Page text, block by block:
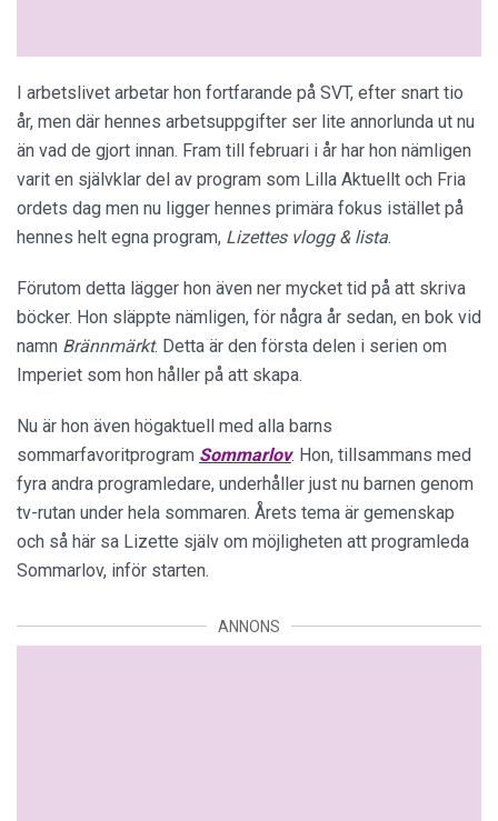
I arbetslivet arbetar hon fortfarande på SVT, efter snart tio
år, men där hennes arbetsuppgifter ser lite annorlunda ut nu
än vad de gjort innan. Fram till februari i år har hon nämligen
varit en självklar del av program som Lilla Aktuellt och Fria
ordets dag men nu ligger hennes primära fokus istället på
hennes helt egna program, Lizettes vlogg & lista.
Förutom detta lägger hon även ner mycket tid på att skriva
böcker. Hon släppte nämligen, för några år sedan, en bok vid
namn Brännmärkt. Detta är den första delen i serien om
Imperiet som hon håller på att skapa.
Nu är hon även högaktuell med alla barns
sommarfavoritprogram Sommarlov. Hon, tillsammans med
fyra andra programledare, underhåller just nu barnen genom
tv-rutan under hela sommaren. Årets tema är gemenskap
och så här sa Lizette själv om möjligheten att programleda
Sommarlov, inför starten.
ANNONS